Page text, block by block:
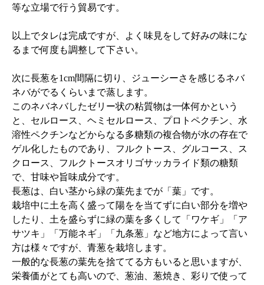
等な立場で行う貿易です。
以上でタレは完成ですが、よく味見をして好みの味にな
るまで何度も調整して下さい。
次に長葱を1cm間隔に切り、ジューシーさを感じるネバ
ネバがでるくらいまで蒸します。
このネバネバしたゼリー状の粘質物は一体何かという
と、セルロース、ヘミセルロース、プロトペクチン、水
溶性ペクチンなどからなる多糖類の複合物が水の存在で
ゲル化したものであり、フルクトース、グルコース、ス
クロース、フルクトースオリゴサッカライド類の糖類
で、甘味や旨味成分です。
長葱は、白い茎から緑の葉先までが「葉」です。
栽培中に土を高く盛って陽をを当てずに白い部分を増や
したり、土を盛らずに緑の葉を多くして「ワケギ」「ア
サツキ」「万能ネギ」「九条葱」など地方によって言い
方は様々ですが、青葱を栽培します。
一般的な長葱の葉先を捨ててる方もいると思いますが、
栄養価がとても高いので、葱油、葱焼き、彩りで使って